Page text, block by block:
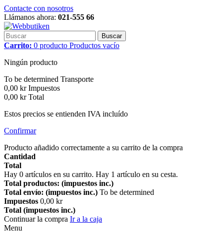
Contacte con nosotros
Llámanos ahora: 021-555 66
Buscar
Carrito: 0 producto Productos vacío
Ningún producto
To be determined Transporte
0,00 kr Impuestos
0,00 kr Total
Estos precios se entienden IVA incluído
Confirmar
Producto añadido correctamente a su carrito de la compra
Cantidad
Total
Hay 0 artículos en su carrito. Hay 1 artículo en su cesta.
Total productos: (impuestos inc.)
Total envío: (impuestos inc.) To be determined
Impuestos 0,00 kr
Total (impuestos inc.)
Continuar la compra Ir a la caja
Menu